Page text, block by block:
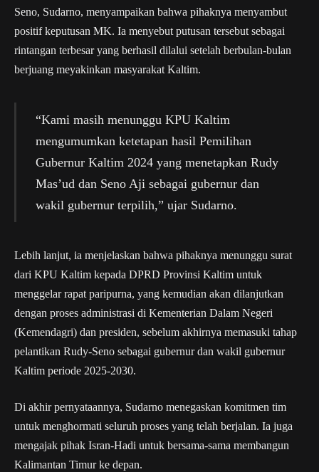
Seno, Sudarno, menyampaikan bahwa pihaknya menyambut
positif keputusan MK. Ia menyebut putusan tersebut sebagai
rintangan terbesar yang berhasil dilalui setelah berbulan-bulan
berjuang meyakinkan masyarakat Kaltim.
“Kami masih menunggu KPU Kaltim
mengumumkan ketetapan hasil Pemilihan
Gubernur Kaltim 2024 yang menetapkan Rudy
Mas’ud dan Seno Aji sebagai gubernur dan
wakil gubernur terpilih,” ujar Sudarno.
Lebih lanjut, ia menjelaskan bahwa pihaknya menunggu surat
dari KPU Kaltim kepada DPRD Provinsi Kaltim untuk
menggelar rapat paripurna, yang kemudian akan dilanjutkan
dengan proses administrasi di Kementerian Dalam Negeri
(Kemendagri) dan presiden, sebelum akhirnya memasuki tahap
pelantikan Rudy-Seno sebagai gubernur dan wakil gubernur
Kaltim periode 2025-2030.
Di akhir pernyataannya, Sudarno menegaskan komitmen tim
untuk menghormati seluruh proses yang telah berjalan. Ia juga
mengajak pihak Isran-Hadi untuk bersama-sama membangun
Kalimantan Timur ke depan.